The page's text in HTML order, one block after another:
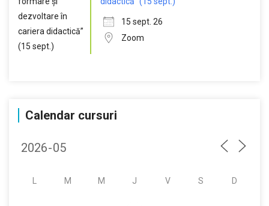
15 sept. 26
Zoom
Calendar cursuri
M M J V S D